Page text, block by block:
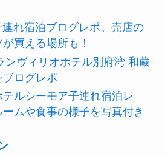
れ宿泊ブログレポ。売店の
買える場所も！
ンヴィリオホテル別府湾 和蔵
ログレポ
テルシーモア子連れ宿泊レ
ムや食事の様子を写真付き